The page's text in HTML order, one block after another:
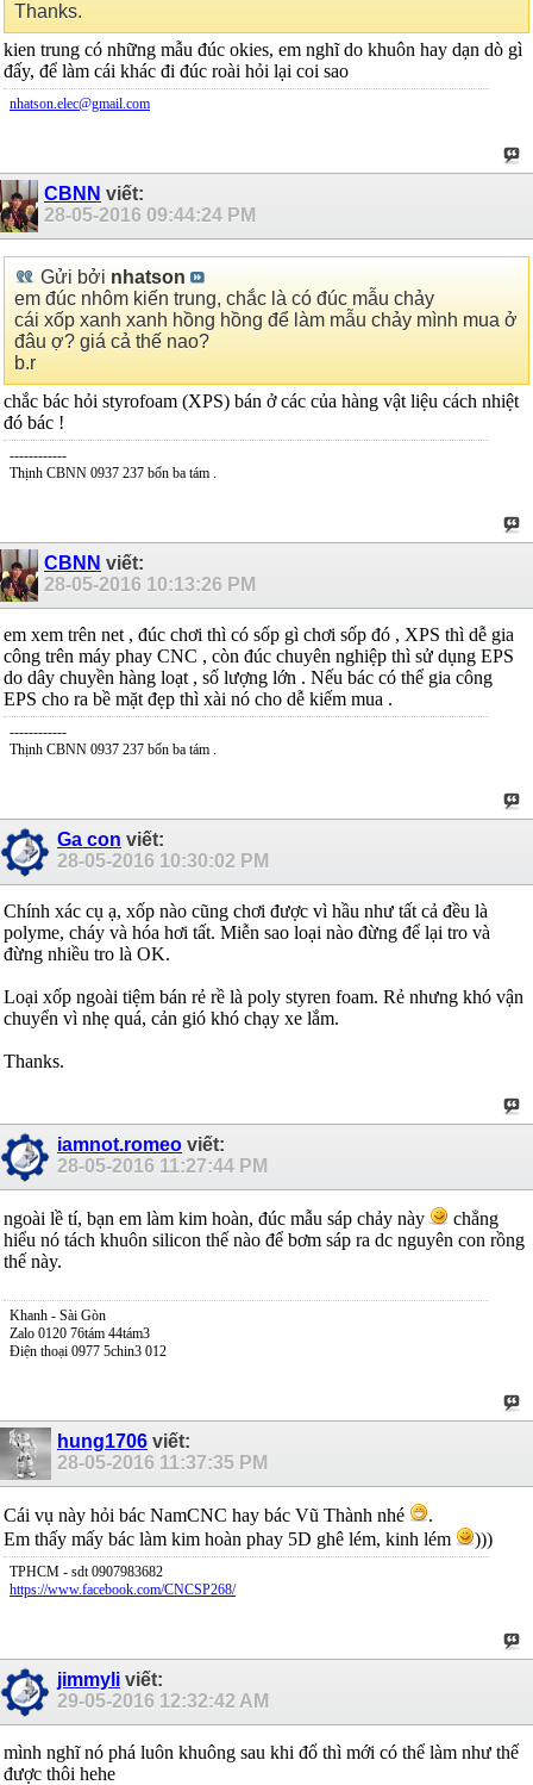
Thanks.
kien trung có những mẫu đúc okies, em nghĩ do khuôn hay dạn dò gì
đấy, để làm cái khác đi đúc roài hỏi lại coi sao
nhatson.elec@gmail.com
CBNN viết:
28-05-2016 09:44:24 PM
Gửi bởi nhatson
em đúc nhôm kiến trung, chắc là có đúc mẫu chảy
cái xốp xanh xanh hồng hồng để làm mẫu chảy mình mua ở
đâu ợ? giá cả thế nao?
b.r
chắc bác hỏi styrofoam (XPS) bán ở các của hàng vật liệu cách nhiệt
đó bác !
------------
Thịnh CBNN 0937 237 bốn ba tám .
CBNN viết:
28-05-2016 10:13:26 PM
em xem trên net , đúc chơi thì có sốp gì chơi sốp đó , XPS thì dễ gia
công trên máy phay CNC , còn đúc chuyên nghiệp thì sử dụng EPS
do dây chuyền hàng loạt , số lượng lớn . Nếu bác có thể gia công
EPS cho ra bề mặt đẹp thì xài nó cho dễ kiếm mua .
------------
Thịnh CBNN 0937 237 bốn ba tám .
Ga con viết:
28-05-2016 10:30:02 PM
Chính xác cụ ạ, xốp nào cũng chơi được vì hầu như tất cả đều là
polyme, cháy và hóa hơi tất. Miễn sao loại nào đừng để lại tro và
đừng nhiều tro là OK.
Loại xốp ngoài tiệm bán rẻ rề là poly styren foam. Rẻ nhưng khó vận
chuyển vì nhẹ quá, cản gió khó chạy xe lắm.
Thanks.
iamnot.romeo viết:
28-05-2016 11:27:44 PM
ngoài lề tí, bạn em làm kim hoàn, đúc mẫu sáp chảy này
chẳng
hiểu nó tách khuôn silicon thế nào để bơm sáp ra dc nguyên con rồng
thế này.
Khanh - Sài Gòn
Zalo 0120 76tám 44tám3
Điện thoại 0977 5chin3 012
hung1706 viết:
28-05-2016 11:37:35 PM
Cái vụ này hỏi bác NamCNC hay bác Vũ Thành nhé
.
Em thấy mấy bác làm kim hoàn phay 5D ghê lém, kinh lém
)))
TPHCM - sdt 0907983682
https://www.facebook.com/CNCSP268/
jimmyli viết:
29-05-2016 12:32:42 AM
mình nghĩ nó phá luôn khuông sau khi đổ thì mới có thể làm như thế
được thôi hehe